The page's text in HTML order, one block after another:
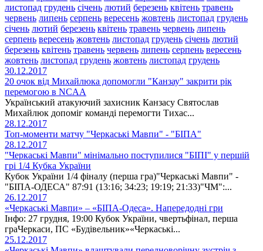
листопад грудень січень лютий березень квітень травень
червень липень серпень вересень жовтень листопад грудень
січень лютий березень квітень травень червень липень
серпень вересень жовтень листопад грудень січень лютий
березень квітень травень червень липень серпень вересень
жовтень листопад грудень жовтень листопад грудень
30.12.2017
20 очок від Михайлюка допомогли "Канзау" закрити рік
перемогою в NCAA
Український атакуючий захисник Канзасу Святослав
Михайлюк допоміг команді перемогти Тихас...
28.12.2017
Топ-моменти матчу "Черкаські Мавпи" - "БІПА"
28.12.2017
"Черкаські Мавпи" мінімально поступилися "БІПІ" у першій
грі 1/4 Кубка України
Кубок України 1/4 фіналу (перша гра)"Черкаські Мавпи" -
"БІПА-ОДЕСА" 87:91 (13:16; 34:23; 19:19; 21:33)"ЧМ":...
26.12.2017
«Черкаські Мавпи» – «БІПА-Одеса». Напередодні гри
Інфо: 27 грудня, 19:00 Кубок України, чвертьфінал, перша
граЧеркаси, ПС «Будівельник»«Черкаські...
25.12.2017